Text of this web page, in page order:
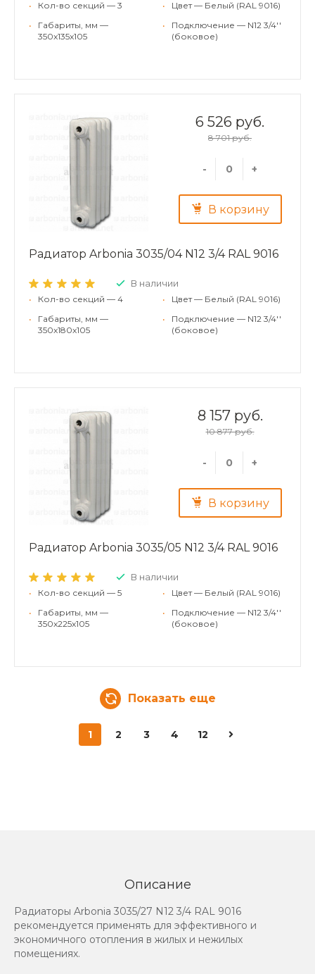
•
Кол-во секций — 3
•
Габариты, мм —
350x135x105
•
Цвет — Белый (RAL 9016)
•
Подключение — N12 3/4''
(боковое)
6 526 руб.
8 701 руб.
- +
В корзину
Радиатор Arbonia 3035/04 N12 3/4 RAL 9016
В наличии
•
Кол-во секций — 4
•
Габариты, мм —
350x180x105
•
Цвет — Белый (RAL 9016)
•
Подключение — N12 3/4''
(боковое)
8 157 руб.
10 877 руб.
- +
В корзину
Радиатор Arbonia 3035/05 N12 3/4 RAL 9016
В наличии
•
Кол-во секций — 5
•
Габариты, мм —
350x225x105
•
Цвет — Белый (RAL 9016)
•
Подключение — N12 3/4''
(боковое)
Показать еще
1 2 3 4 12
Описание
Радиаторы Arbonia 3035/27 N12 3/4 RAL 9016
рекомендуется применять для эффективного и
экономичного отопления в жилых и нежилых
помещениях.